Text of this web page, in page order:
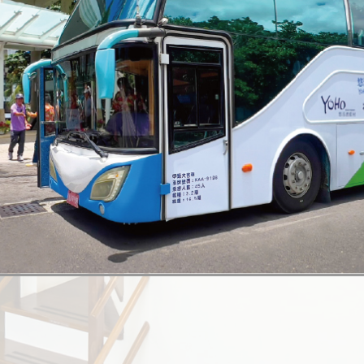
Mezzanine
地中海套房
Mezzanine
地中海套房
Mezzanine
地中海套房